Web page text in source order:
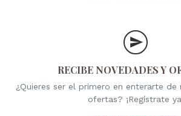
RECIBE NOVEDADES Y
¿Quieres ser el primero en enterarte de
ofertas? ¡Regístrate